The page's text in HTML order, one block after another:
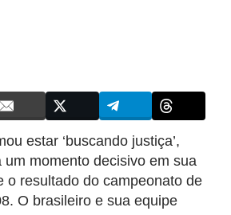
estar ‘buscando justiça’,
momento decisivo em sua
o resultado do campeonato de
O brasileiro e sua equipe